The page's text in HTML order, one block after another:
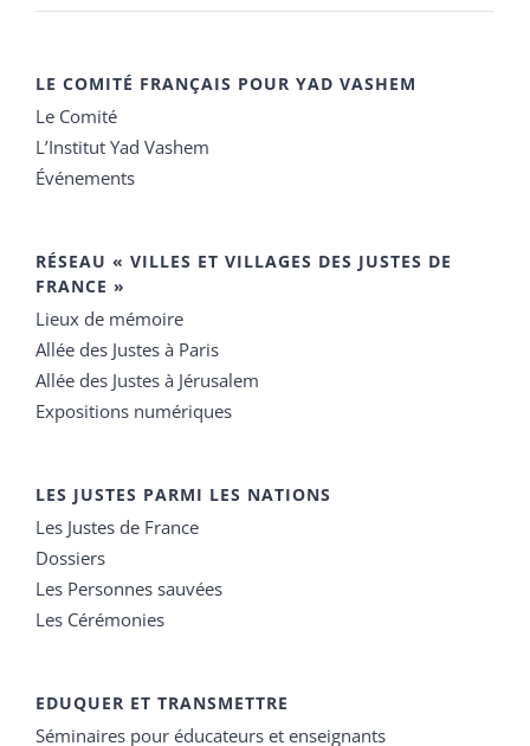
LE COMITÉ FRANÇAIS POUR YAD VASHEM
Le Comité
L’Institut Yad Vashem
Événements
RÉSEAU « VILLES ET VILLAGES DES JUSTES DE
FRANCE »
Lieux de mémoire
Allée des Justes à Paris
Allée des Justes à Jérusalem
Expositions numériques
LES JUSTES PARMI LES NATIONS
Les Justes de France
Dossiers
Les Personnes sauvées
Les Cérémonies
EDUQUER ET TRANSMETTRE
Séminaires pour éducateurs et enseignants